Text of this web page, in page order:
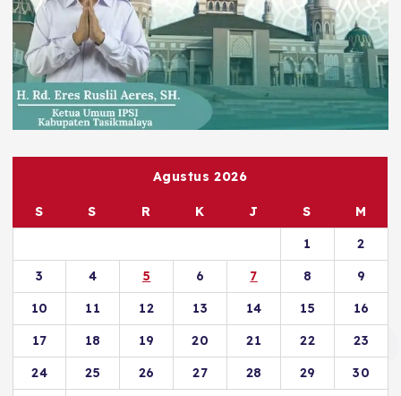
Agustus 2026
S S R K J S
M
1
2
3
4 5 6 7 8
9
10
11 12 13 14 15
16
17
18 19 20 21 22
23
24
25 26 27 28 29
30